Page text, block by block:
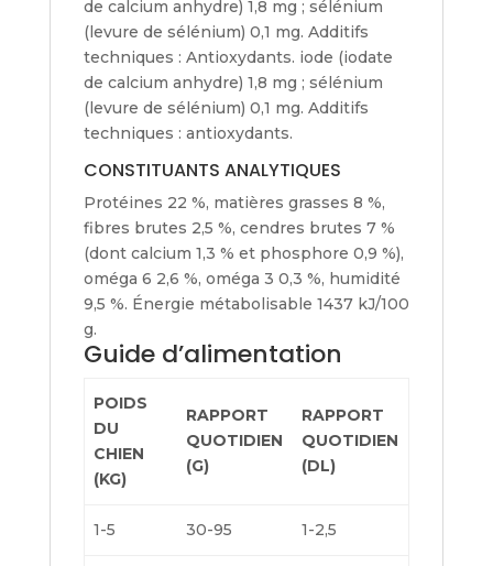
de calcium anhydre) 1,8 mg ; sélénium
(levure de sélénium) 0,1 mg. Additifs
techniques : Antioxydants. iode (iodate
de calcium anhydre) 1,8 mg ; sélénium
(levure de sélénium) 0,1 mg. Additifs
techniques : antioxydants.
CONSTITUANTS ANALYTIQUES
Protéines 22 %, matières grasses 8 %,
fibres brutes 2,5 %, cendres brutes 7 %
(dont calcium 1,3 % et phosphore 0,9 %),
oméga 6 2,6 %, oméga 3 0,3 %, humidité
9,5 %. Énergie métabolisable 1437 kJ/100
g.
Guide d’alimentation
POIDS
DU
CHIEN
(KG)
RAPPORT
QUOTIDIEN
(G)
RAPPORT
QUOTIDIEN
(DL)
1-5 30-95 1-2,5